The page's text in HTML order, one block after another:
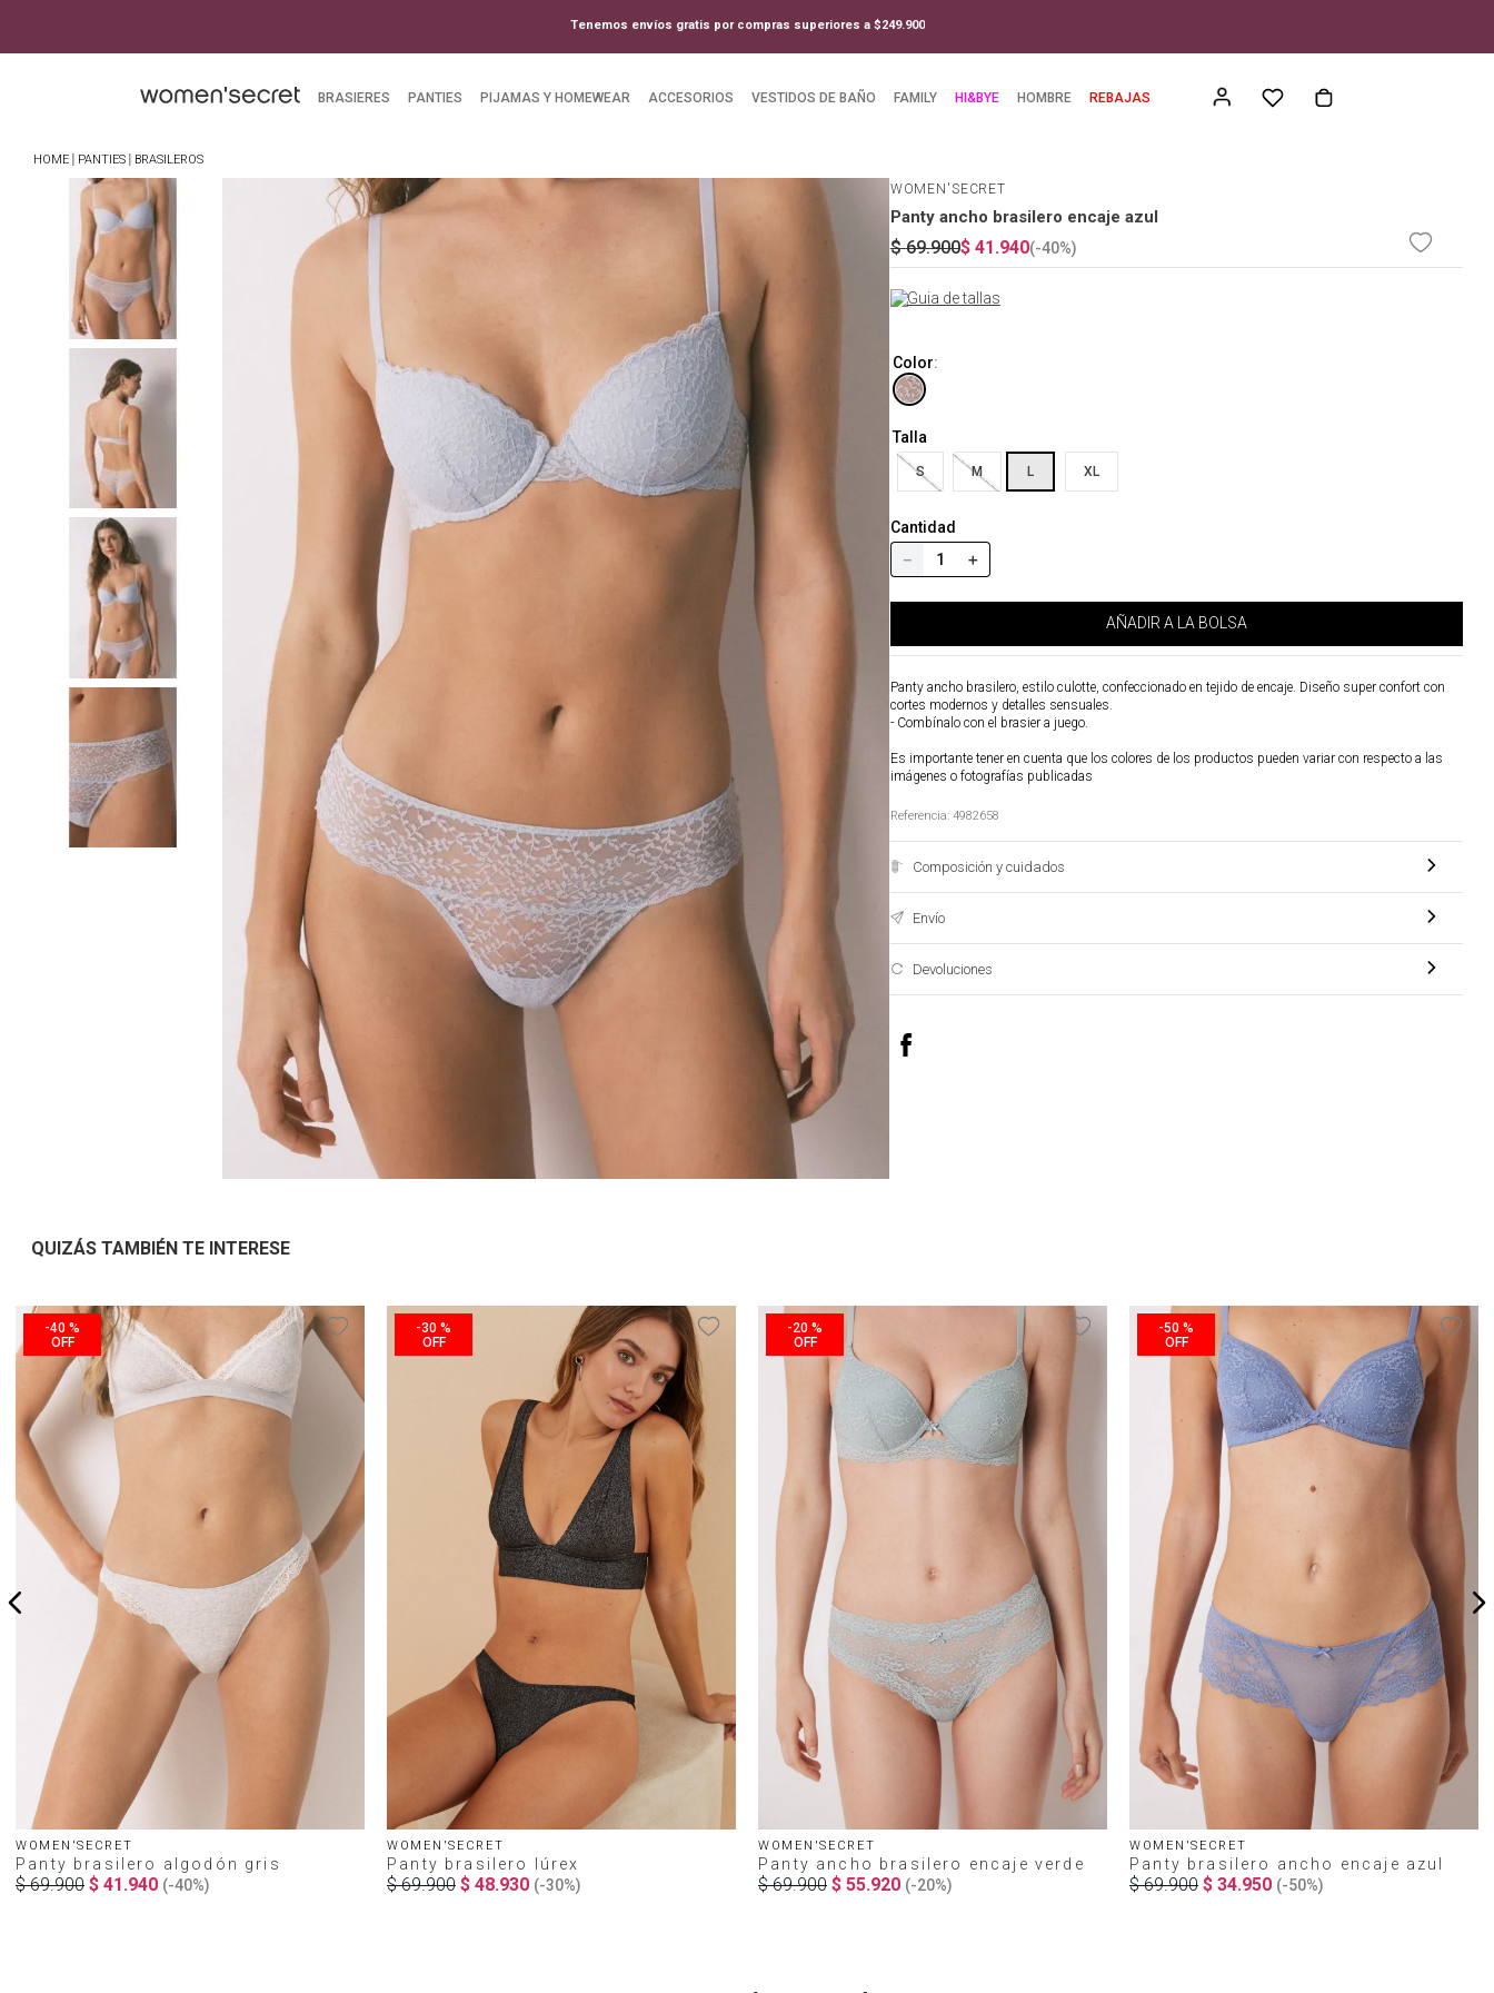
Tenemos envíos gratis por compras superiores a $249.900
BRASIERES PANTIES PIJAMAS Y HOMEWEAR ACCESORIOS VESTIDOS DE BAÑO FAMILY HI&BYE HOMBRE REBAJAS
PANTIES BRASILEROS
WOMEN'SECRET
Panty ancho brasilero encaje azul
$ 69.900$ 41.940(-40%)
Guia de tallas
Color:
Talla
S M L XL
Cantidad
＋
－
AÑADIR A LA BOLSA
Panty ancho brasilero, estilo culotte, confeccionado en tejido de encaje. Diseño super confort con
cortes modernos y detalles sensuales.
- Combínalo con el brasier a juego.
Es importante tener en cuenta que los colores de los productos pueden variar con respecto a las
imágenes o fotografías publicadas
Referencia: 4982658
Composición y cuidados
Envío
Devoluciones
QUIZÁS TAMBIÉN TE INTERESE
-40 %
WOMEN'SECRET
Panty brasilero algodón gris
$ 69.900 $ 41.940 (-40%)
-30 %
WOMEN'SECRET
Panty brasilero lúrex
$ 69.900 $ 48.930 (-30%)
-20 %
WOMEN'SECRET
Panty ancho brasilero encaje verde
$ 69.900 $ 55.920 (-20%)
-50 %
WOMEN'SECRET
Panty brasilero ancho encaje azul
$ 69.900 $ 34.950 (-50%)